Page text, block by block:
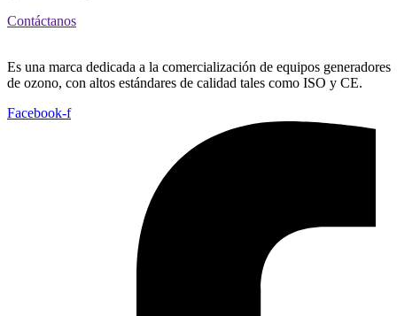
Contáctanos
Es una marca dedicada a la comercialización de equipos generadores
de ozono, con altos estándares de calidad tales como ISO y CE.
Facebook-f